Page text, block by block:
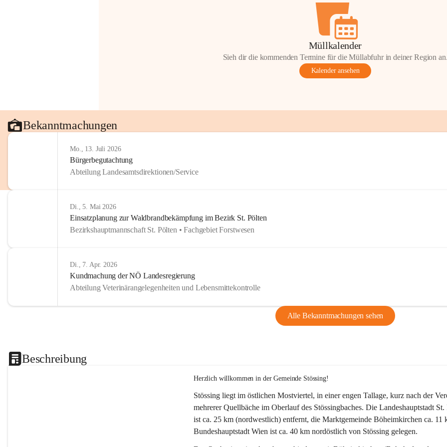
Müllkalender
Sieh dir die kommenden Termine für die Müllabfuhr in deiner Region
Kalender ansehen
Bekanntmachungen
Mo., 13. Juli 2026
Bürgerbegutachtung
Abteilung Landesamtsdirektionen/Service
Di., 5. Mai 2026
Einsatzplanung zur Waldbrandbekämpfung im Bezirk St. Pölten
Bezirkshauptmannschaft St. Pölten • Fachgebiet Forstwesen
Di., 7. Apr. 2026
Kundmachung der NÖ Landesregierung
Abteilung Veterinärangelegenheiten und Lebensmittekontrolle
Alle Bekanntmachungen sehen
Beschreibung
Herzlich willkommen in der Gemeinde Stössing!
Stössing liegt im östlichen Mostviertel, in einer engen Tallage, kurz nach der
mehrerer Quellbäche im Oberlauf des Stössingbaches. Die Landeshauptstadt
ist ca. 25 km (nordwestlich) entfernt, die Marktgemeinde Böheimkirchen ca.
Bundeshauptstadt Wien ist ca. 40 km nordöstlich von Stössing gelegen.